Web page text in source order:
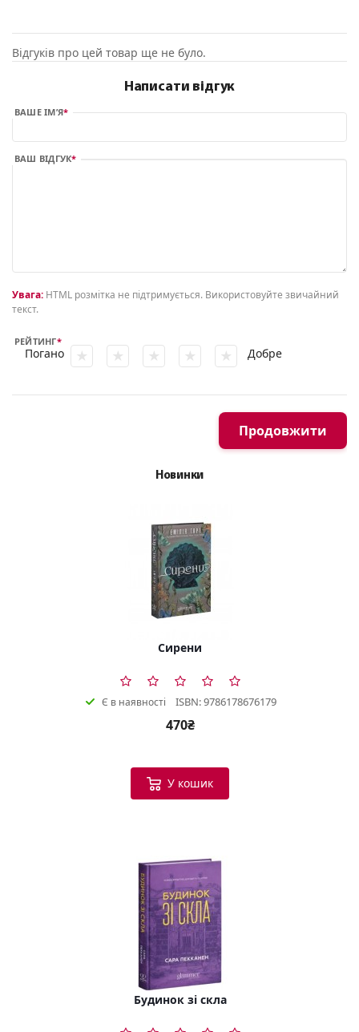
Відгуків про цей товар ще не було.
Написати відгук
ВАШЕ ІМ’Я
ВАШ ВІДГУК
Увага: HTML розмітка не підтримується. Використовуйте звичайний
текст.
РЕЙТИНГ
Погано Добре
Продовжити
Новинки
Сирени
Є в наявності ISBN: 9786178676179
470₴
У кошик
Будинок зі скла